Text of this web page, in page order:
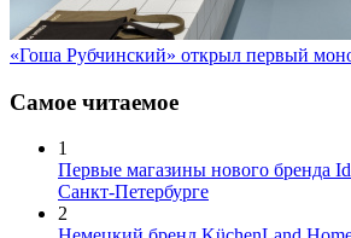
«Гоша Рубчинский» открыл первый
Самое читаемое
1
Первые магазины нового бренда
Санкт-Петербурге
2